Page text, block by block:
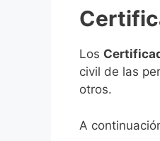
Los
civil de las
otros.
A